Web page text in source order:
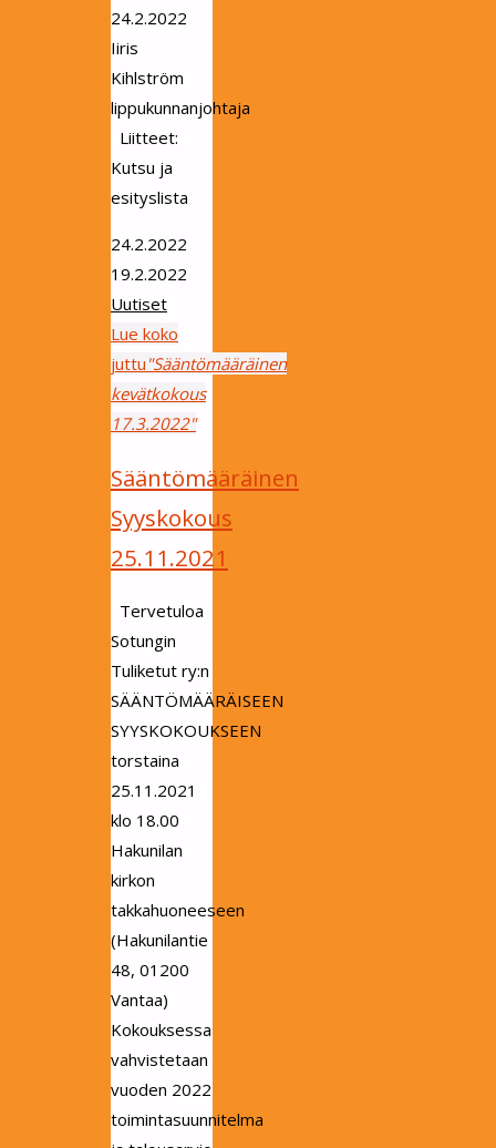
24.2.2022
Iiris
Kihlström
lippukunnanjohtaja
Liitteet:
Kutsu ja
esityslista
24.2.2022
19.2.2022
Uutiset
Lue koko
juttu "Sääntömääräinen
kevätkokous
17.3.2022"
Sääntömääräinen
Syyskokous
25.11.2021
Tervetuloa
Sotungin
Tuliketut ry:n
SÄÄNTÖMÄÄRÄISEEN
SYYSKOKOUKSEEN
torstaina
25.11.2021
klo 18.00
Hakunilan
kirkon
takkahuoneeseen
(Hakunilantie
48, 01200
Vantaa)
Kokouksessa
vahvistetaan
vuoden 2022
toimintasuunnitelma